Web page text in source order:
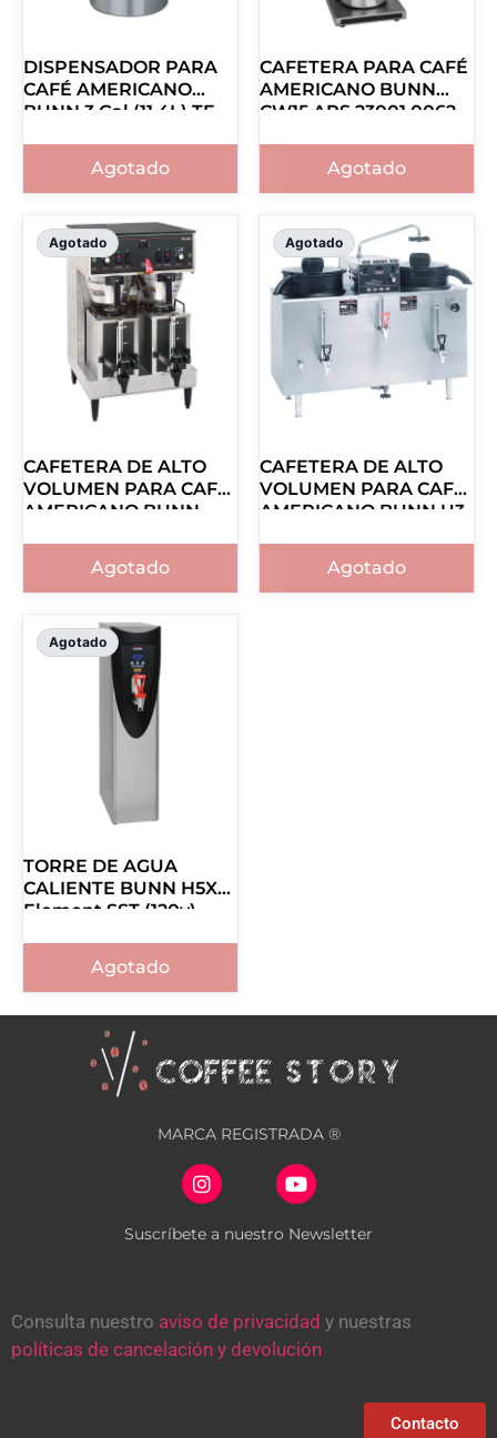
DISPENSADOR PARA
CAFÉ AMERICANO
BUNN 3 Gal (11.4L) TF
Agotado
CAFETERA PARA CAFÉ
AMERICANO BUNN
CW15 APS 23001.0062
Agotado
Agotado
CAFETERA DE ALTO
VOLUMEN PARA CAFÉ
AMERICANO BUNN
Agotado
Agotado
CAFETERA DE ALTO
VOLUMEN PARA CAFÉ
AMERICANO BUNN U3
Agotado
Agotado
TORRE DE AGUA
CALIENTE BUNN H5X
Element SST (120v)
Agotado
MARCA REGISTRADA ®
Suscríbete a nuestro Newsletter
Consulta nuestro aviso de privacidad y nuestras
políticas de cancelación y devolución
Contacto